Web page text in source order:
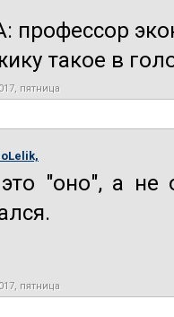
профессор
такое в
пятница
"оно", а не
пятница